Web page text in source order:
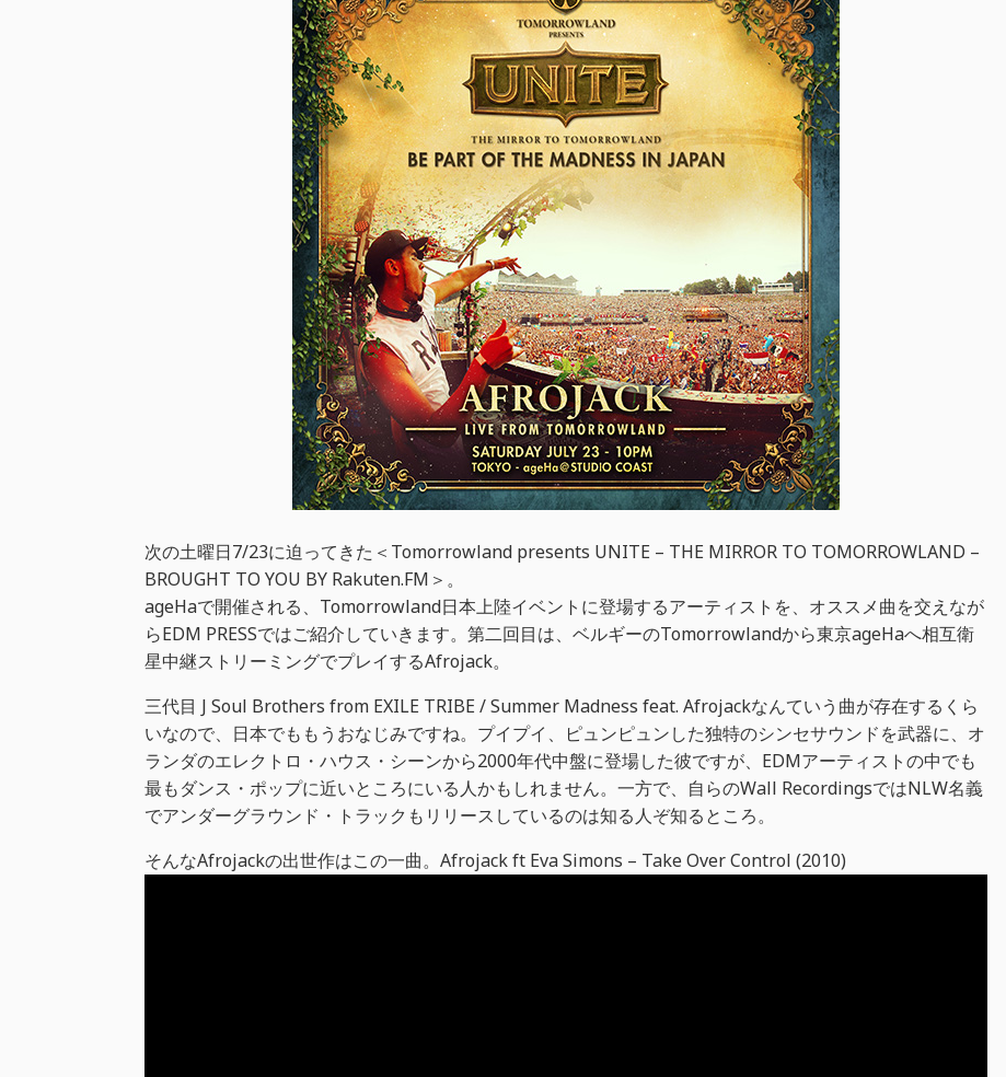
次の土曜日7/23に迫ってきた＜Tomorrowland presents UNITE – THE MIRROR TO TOMORROWLAND –
BROUGHT TO YOU BY Rakuten.FM＞。
ageHaで開催される、Tomorrowland日本上陸イベントに登場するアーティストを、オススメ曲を交えなが
らEDM PRESSではご紹介していきます。第二回目は、ベルギーのTomorrowlandから東京ageHaへ相互衛
星中継ストリーミングでプレイするAfrojack。
三代目 J Soul Brothers from EXILE TRIBE / Summer Madness feat. Afrojackなんていう曲が存在するくら
いなので、日本でももうおなじみですね。プイプイ、ピュンピュンした独特のシンセサウンドを武器に、オ
ランダのエレクトロ・ハウス・シーンから2000年代中盤に登場した彼ですが、EDMアーティストの中でも
最もダンス・ポップに近いところにいる人かもしれません。一方で、自らのWall RecordingsではNLW名義
でアンダーグラウンド・トラックもリリースしているのは知る人ぞ知るところ。
そんなAfrojackの出世作はこの一曲。Afrojack ft Eva Simons – Take Over Control (2010)